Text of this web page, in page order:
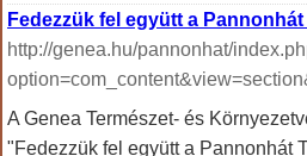
Fedezzük fel együtt a
http://genea.hu/pannonhat/
A Genea Természet- és
"Fedezzük fel együtt a Pannonhát